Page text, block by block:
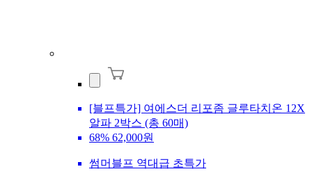
[블프특가] 여에스더 리포좀 글루타치온 12X
알파 2박스 (총 60매)
68% 62,000원
썸머블프 역대급 초특가